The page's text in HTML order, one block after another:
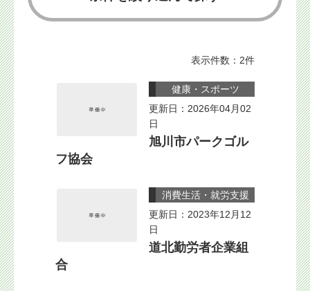
表示件数：2件
健康・スポーツ
更新日：2026年04月02
日
旭川市パークゴル
フ協会
消費生活・就労支援
更新日：2023年12月12
日
道北勤労者企業組
合